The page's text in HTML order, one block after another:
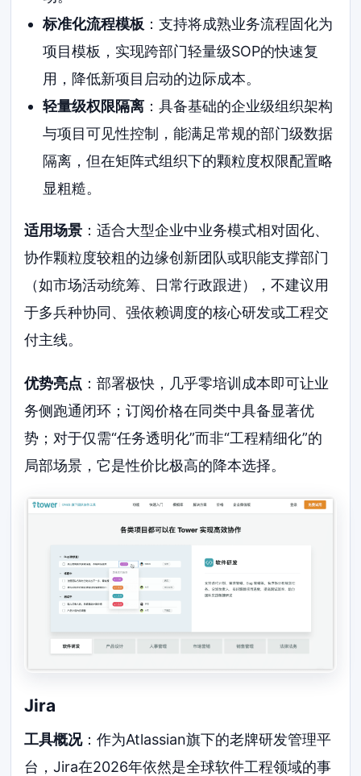
标准化流程模板 ：支持将成熟业务流程固化为
项目模板，实现跨部门轻量级SOP的快速复
用，降低新项目启动的边际成本。
轻量级权限隔离：具备基础的企业级组织架构
与项目可见性控制，能满足常规的部门级数据
隔离，但在矩阵式组织下的颗粒度权限配置略
显粗糙。
适用场景 ：适合大型企业中业务模式相对固化、
协作颗粒度较粗的边缘创新团队或职能支撑部门
（如市场活动统筹、日常行政跟进），不建议用
于多兵种协同、强依赖调度的核心研发或工程交
付主线。
优势亮点 ：部署极快，几乎零培训成本即可让业
务侧跑通闭环；订阅价格在同类中具备显著优
势；对于仅需“任务透明化”而非“工程精细化”的
局部场景，它是性价比极高的降本选择。
Jira
工具概况：作为Atlassian旗下的老牌研发管理平
台，Jira在2026年依然是全球软件工程领域的事